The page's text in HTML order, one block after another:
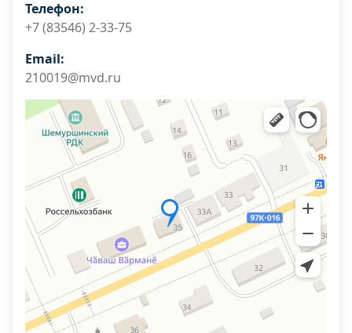
Телефон:
+7 (83546) 2-33-75
Email:
210019@mvd.ru